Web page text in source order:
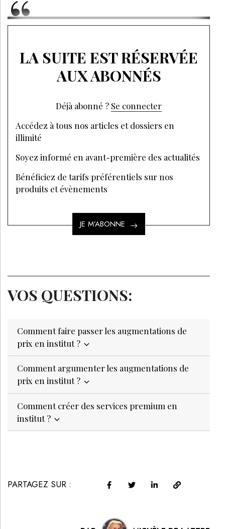
LA SUITE EST RÉSERVÉE
AUX ABONNÉS
Déjà abonné ? Se connecter
Accédez à tous nos articles et dossiers en
illimité
Soyez informé en avant-première des actualités
Bénéficiez de tarifs préférentiels sur nos
produits et évènements
JE M’ABONNE
VOS QUESTIONS:
Comment faire passer les augmentations de
prix en institut ?
Comment argumenter les augmentations de
prix en institut ?
Comment créer des services premium en
institut ?
PARTAGEZ SUR :